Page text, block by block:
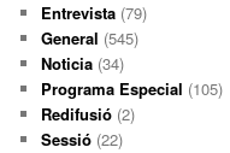
Entrevista (79)
General (545)
Noticia (34)
Programa Especial (105)
Redifusió (2)
Sessió (22)